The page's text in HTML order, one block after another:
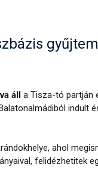
áll a Tisza-tó partján
indult
ahol
felidézhetitek